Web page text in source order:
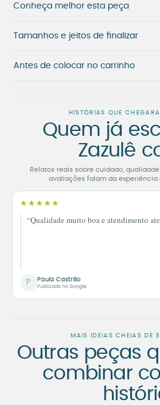
Conheça melhor esta peça
Tamanhos e jeitos de finalizar
Antes de colocar no carrinho
HISTÓRIAS QUE
Quem já
Zazulê
Relatos reais sobre cuidado,
avaliações falam da experiência
★★★★★
“Qualidade muito boa e atendimento
P Paula Castrillo
Publicado no Google
MAIS IDEIAS CHEIAS DE
Outras peças
combinar